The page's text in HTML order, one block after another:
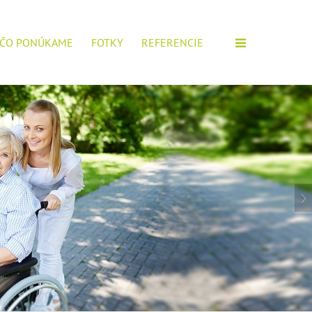
ČO PONÚKAME FOTKY REFERENCIE
ZARIADENÍ!POŠTITE SI ŽIADOSŤ.